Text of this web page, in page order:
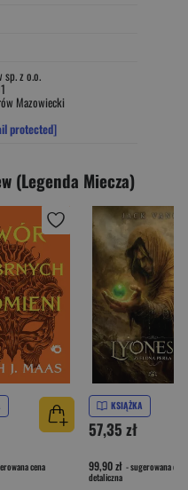
sp. z o.o.
Mazowiecki
protected]
(Legenda Miecza)
cena
KSIĄŻKA
57,35 zł
99,90 zł - sugerowana cena
detaliczna